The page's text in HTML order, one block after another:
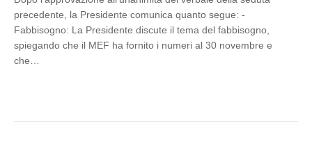
precedente, la Presidente comunica quanto segue: -
Fabbisogno: La Presidente discute il tema del fabbisogno,
spiegando che il MEF ha fornito i numeri al 30 novembre e
che…